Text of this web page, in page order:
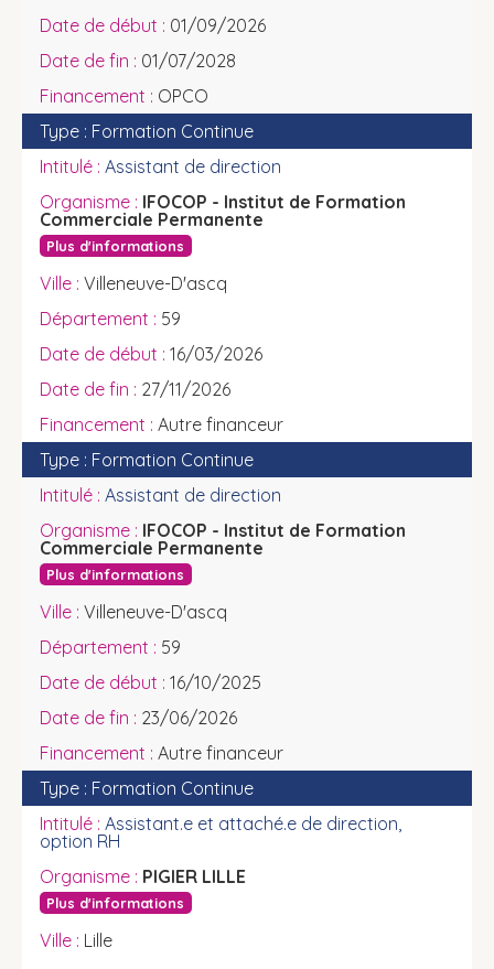
01/09/2026
01/07/2028
OPCO
Formation Continue
Assistant de direction
IFOCOP - Institut de Formation
Commerciale Permanente
Plus d'informations
Villeneuve-D'ascq
59
16/03/2026
27/11/2026
Autre financeur
Formation Continue
Assistant de direction
IFOCOP - Institut de Formation
Commerciale Permanente
Plus d'informations
Villeneuve-D'ascq
59
16/10/2025
23/06/2026
Autre financeur
Formation Continue
Assistant.e et attaché.e de direction,
option RH
PIGIER LILLE
Plus d'informations
Lille